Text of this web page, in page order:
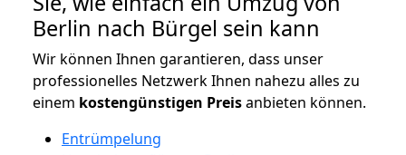
Berlin nach Bürgel sein kann
Wir können Ihnen garantieren, dass unser
professionelles Netzwerk Ihnen nahezu alles zu
einem kostengünstigen Preisanbieten können.
Entrümpelung